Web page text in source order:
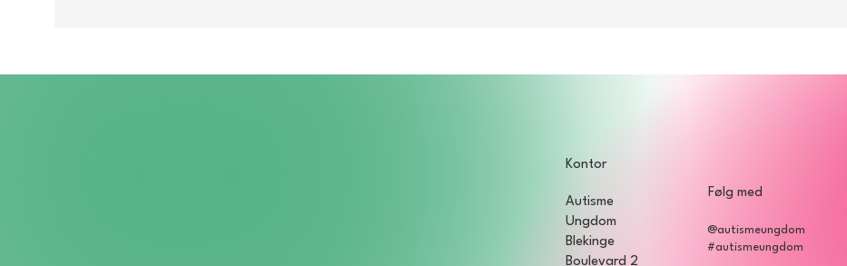
Kontor
Autisme
Ungdom
Blekinge
Boulevard 2
Følg med
@autismeungdom
#autismeungdom